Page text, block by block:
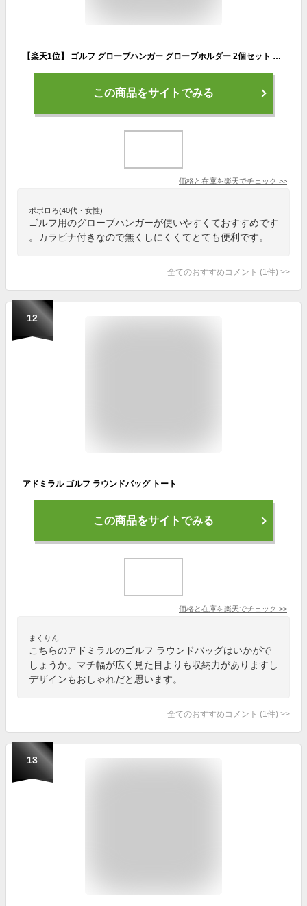
【楽天1位】 ゴルフ グローブハンガー グローブホルダー 2個セット カラビナ 手袋 両手 野球
この商品をサイトでみる
価格と在庫を楽天でチェック >>
ポポロろ(40代・女性)
ゴルフ用のグローブハンガーが使いやすくておすすめです
。カラビナ付きなので無くしにくくてとても便利です。
全てのおすすめコメント (1 件) >
12
アドミラル ゴルフ ラウンドバッグ トート
この商品をサイトでみる
価格と在庫を楽天でチェック >>
まくりん
こちらのアドミラルのゴルフ ラウンドバッグはいかがで
しょうか。マチ幅が広く見た目よりも収納力がありますし
デザインもおしゃれだと思います。
全てのおすすめコメント (1 件) >
13